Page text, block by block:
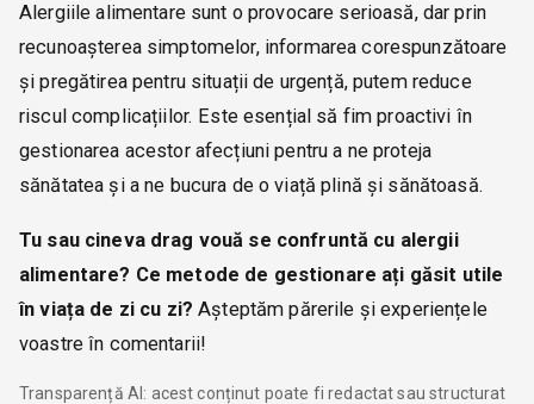
Alergiile alimentare sunt o provocare serioasă, dar prin
recunoașterea simptomelor, informarea corespunzătoare
și pregătirea pentru situații de urgență, putem reduce
riscul complicațiilor. Este esențial să fim proactivi în
gestionarea acestor afecțiuni pentru a ne proteja
sănătatea și a ne bucura de o viață plină și sănătoasă.
Tu sau cineva drag vouă se confruntă cu alergii
alimentare? Ce metode de gestionare ați găsit utile
în viața de zi cu zi? Așteptăm părerile și experiențele
voastre în comentarii!
Transparență AI: acest conținut poate fi redactat sau structurat